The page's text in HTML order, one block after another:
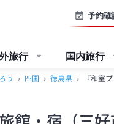
予約確
旅行 国内旅行
う 四国 徳島県 『和室